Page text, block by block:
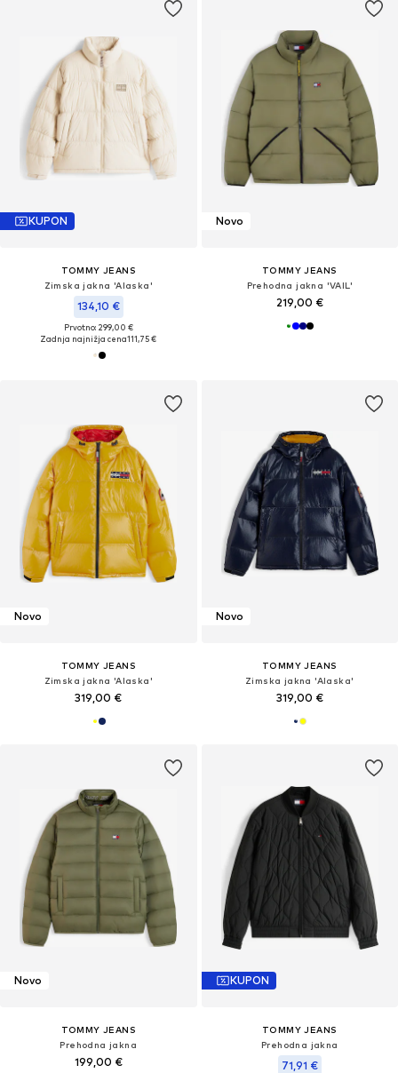
KUPON
TOMMY JEANS
Zimska jakna 'Alaska'
134,10 €
Prvotno: 299,00 €
Zadnja najnižja cena111,75 €
Novo
TOMMY JEANS
Prehodna jakna 'VAIL'
219,00 €
Novo
TOMMY JEANS
Zimska jakna 'Alaska'
319,00 €
Novo
TOMMY JEANS
Zimska jakna 'Alaska'
319,00 €
Novo
TOMMY JEANS
Prehodna jakna
199,00 €
KUPON
TOMMY JEANS
Prehodna jakna
71,91 €